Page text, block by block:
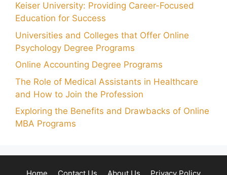
Keiser University: Providing Career-Focused
Education for Success
Universities and Colleges that Offer Online
Psychology Degree Programs
Online Accounting Degree Programs
The Role of Medical Assistants in Healthcare
and How to Join the Profession
Exploring the Benefits and Drawbacks of Online
MBA Programs